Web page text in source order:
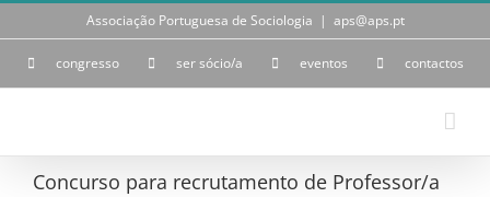
Skip
Associação Portuguesa de Sociologia | aps@aps.pt
congresso ser sócio/a eventos contactos
Concurso para recrutamento de Professor/a